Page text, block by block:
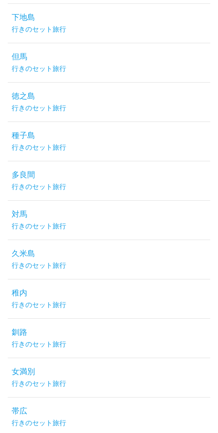
下地島
行きのセット旅行
但馬
行きのセット旅行
徳之島
行きのセット旅行
種子島
行きのセット旅行
多良間
行きのセット旅行
対馬
行きのセット旅行
久米島
行きのセット旅行
稚内
行きのセット旅行
釧路
行きのセット旅行
女満別
行きのセット旅行
帯広
行きのセット旅行